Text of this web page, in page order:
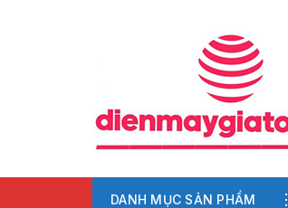
DANH MỤC SẢN PHẨM